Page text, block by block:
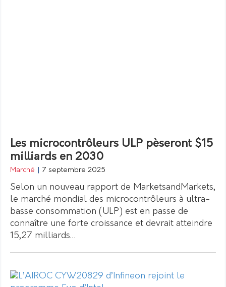
Les microcontrôleurs ULP pèseront $15
milliards en 2030
Marché 7 septembre 2025
Selon un nouveau rapport de MarketsandMarkets,
le marché mondial des microcontrôleurs à ultra-
basse consommation (ULP) est en passe de
connaître une forte croissance et devrait atteindre
15,27 milliards…